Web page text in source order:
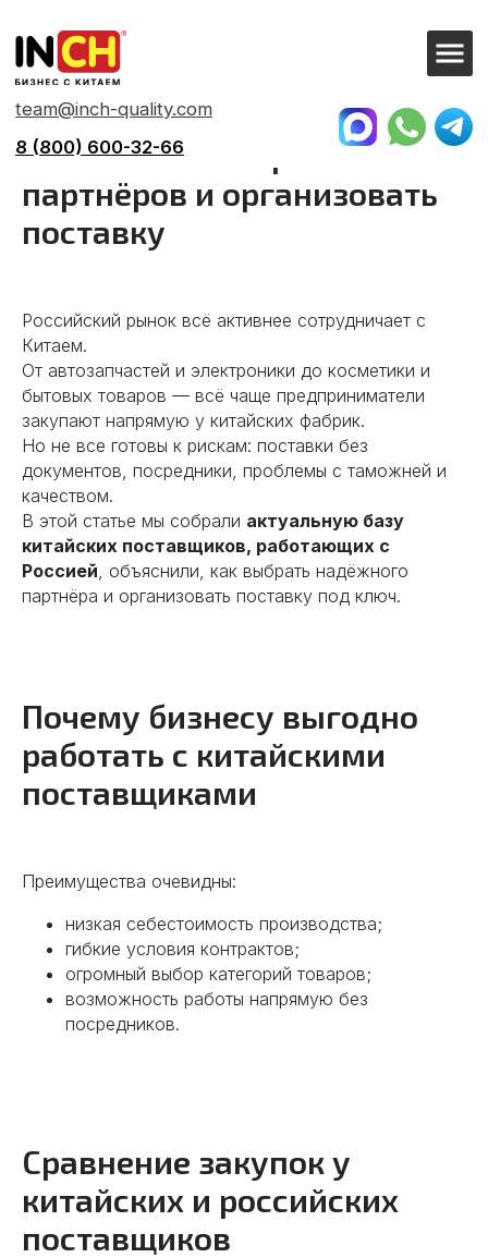
team@inch-quality.com
8 (800) 600-32-66
Китайские поставщики в
России: как выбрать
партнёров и организовать
поставку
Российский рынок всё активнее сотрудничает с
Китаем.
От автозапчастей и электроники до косметики и
бытовых товаров — всё чаще предприниматели
закупают напрямую у китайских фабрик.
Но не все готовы к рискам: поставки без
документов, посредники, проблемы с таможней и
качеством.
В этой статье мы собрали актуальную базу
китайских поставщиков, работающих с
Россией, объяснили, как выбрать надёжного
партнёра и организовать поставку под ключ.
Почему бизнесу выгодно
работать с китайскими
поставщиками
Преимущества очевидны:
низкая себестоимость производства;
гибкие условия контрактов;
огромный выбор категорий товаров;
возможность работы напрямую без
посредников.
Сравнение закупок у
китайских и российских
поставщиков